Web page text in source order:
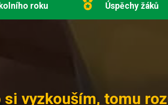
roku Úspěchy žáků
si vyzkouším, tomu